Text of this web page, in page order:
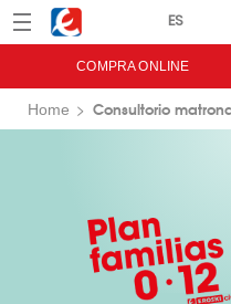
Menú Eroski
COMPRA ONLINE
Home Consultorio